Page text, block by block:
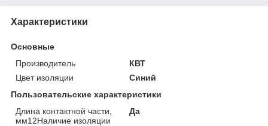
Характеристики
Основные
Производитель
КВТ
Цвет изоляции
Синий
Пользовательские характеристики
Длина контактной части,
мм12Наличие изоляции
Да